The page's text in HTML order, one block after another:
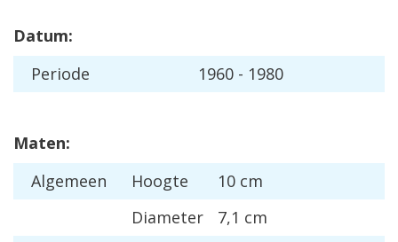
Datum:
Periode
1960 - 1980
Maten:
Algemeen
Hoogte
10 cm
Diameter
7,1 cm